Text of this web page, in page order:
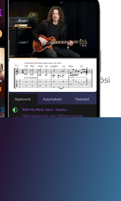
Ilmaiseksi
koko sisältömme käyttöösi
ajaksi.